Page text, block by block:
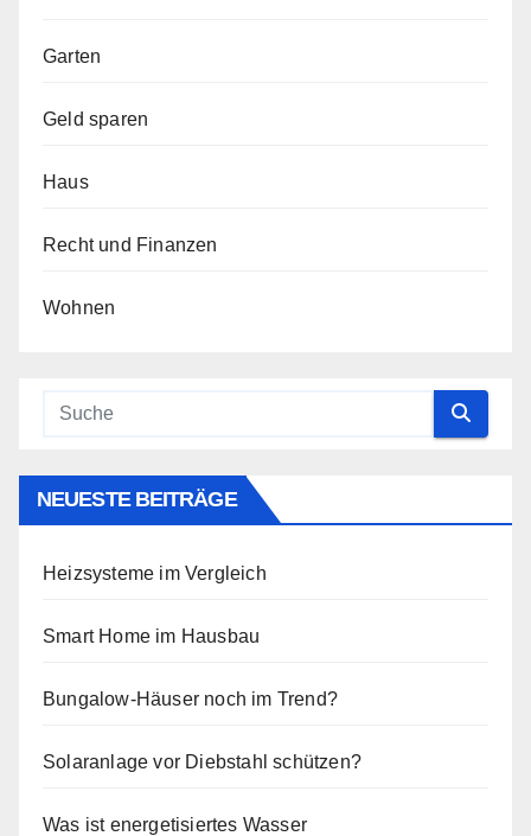
Garten
Geld sparen
Haus
Recht und Finanzen
Wohnen
NEUESTE BEITRÄGE
Heizsysteme im Vergleich
Smart Home im Hausbau
Bungalow-Häuser noch im Trend?
Solaranlage vor Diebstahl schützen?
Was ist energetisiertes Wasser